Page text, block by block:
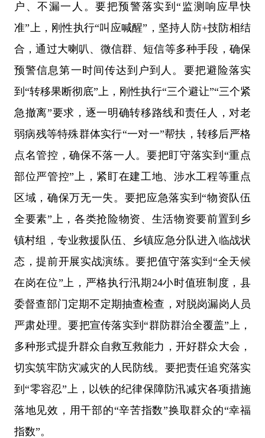
户、不漏一人。要把预警落实到“监测响应早快
准”上，刚性执行“叫应喊醒”，坚持人防+技防相结
合，通过大喇叭、微信群、短信等多种手段，确保
预警信息第一时间传达到户到人。 要把避险落实
到“转移果断彻底”上，刚性执行“三个避让”“三个紧
急撤离”要求，逐一明确转移路线和责任人，对老
弱病残等特殊群体实行“一对一”帮扶，转移后严格
点名管控，确保不落一人。 要把盯守落实到“重点
部位严管控”上，紧盯在建工地、涉水工程等重点
区域，确保万无一失。 要把应急落实到“物资队伍
全要素”上，各类抢险物资、生活物资要前置到乡
镇村组，专业救援队伍、乡镇应急分队进入临战状
态，提前开展实战演练。要把值守落实到“全天候
在岗在位”上，严格执行汛期24小时值班制度，县
委督查部门定期不定期抽查检查，对脱岗漏岗人员
严肃处理。要把宣传落实到“群防群治全覆盖”上，
多种形式提升群众自救互救能力，开好群众大会，
切实筑牢防灾减灾的人民防线。 要把责任追究落实
到“零容忍”上，以铁的纪律保障防汛减灾各项措施
落地见效，用干部的“辛苦指数”换取群众的“幸福
指数”。